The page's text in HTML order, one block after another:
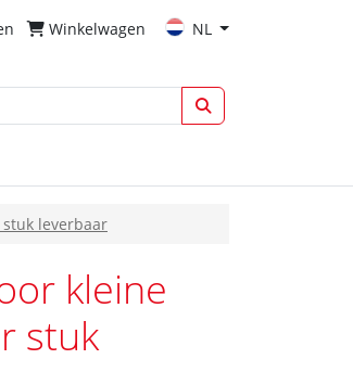
Winkelwagen NL
leverbaar
kleine
stuk